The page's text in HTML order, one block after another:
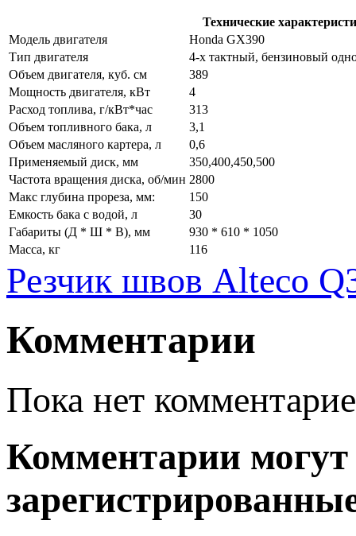
Технические
Модель двигателя
Honda GX390
Тип двигателя
4-х тактный, бензиновый
Объем двигателя, куб. см
389
Мощность двигателя, кВт
4
Расход топлива, г/кВт*час
313
Объем топливного бака, л
3,1
Объем масляного картера, л
0,6
Применяемый диск, мм
350,400,450,500
Частота вращения диска, об/мин 2800
Макс глубина прореза, мм:
150
Емкость бака с водой, л
30
Габариты (Д * Ш * В), мм
930 * 610 * 1050
Масса, кг
116
Резчик швов Alteco
Комментарии
Пока нет
Комментарии могут